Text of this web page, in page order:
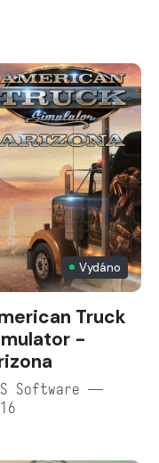
Vydáno
Truck
-
Software —